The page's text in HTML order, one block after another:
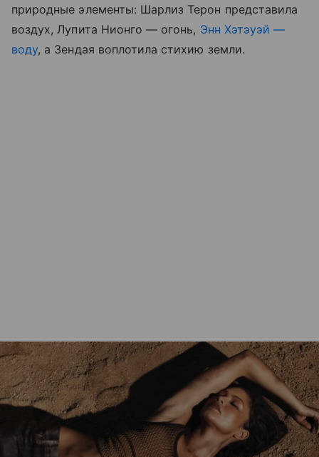
природные элементы: Шарлиз Терон представила
воздух, Лупита Нионго — огонь, Энн Хэтэуэй —
воду, а Зендая воплотила стихию земли.